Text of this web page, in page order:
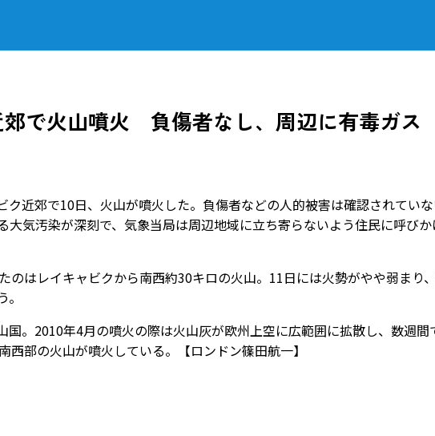
郊で火山噴火 負傷者なし、周辺に有毒ガス
近郊で10日、火山が噴火した。負傷者などの人的被害は確認されてい
大気汚染が深刻で、気象当局は周辺地域に立ち寄らないよう住民に呼び
のはレイキャビクから南西約30キロの火山。11日には火勢がやや弱まり
。2010年4月の噴火の際は火山灰が欧州上空に広範囲に拡散し、数週間
西部の火山が噴火している。【ロンドン篠田航一】